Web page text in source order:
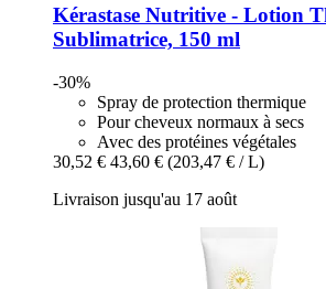
Kérastase Nutritive -​ Lotion
Sublimatrice, 150 ml
-30%
Spray de protection thermique
Pour cheveux normaux à secs
Avec des protéines végétales
30,52 € 43,60 € (203,47 € / L)
Livraison jusqu'au 17 août